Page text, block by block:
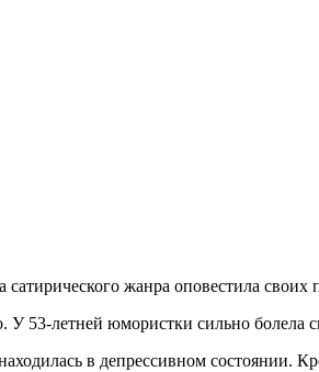
сатирического жанра оповестила
53-летней юмористки сильно болела
в депрессивном состоянии.